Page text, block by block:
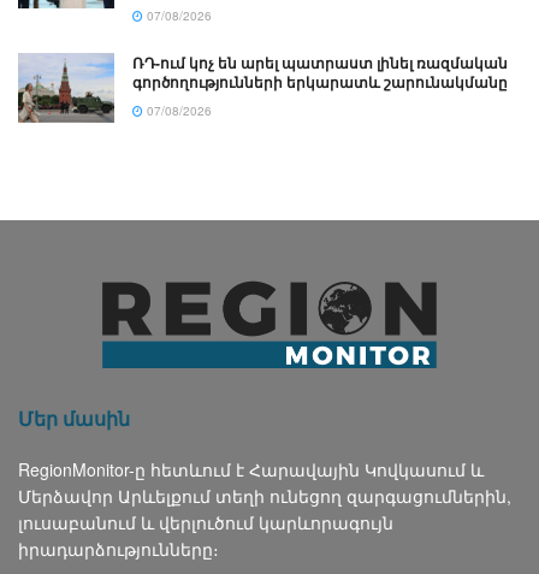
07/08/2026
ՌԴ-ում կոչ են արել պատրաստ լինել ռազմական
գործողությունների երկարատև շարունակմանը
07/08/2026
Մեր մասին
RegionMonitor-ը հետևում է Հարավային Կովկասում և
Մերձավոր Արևելքում տեղի ունեցող զարգացումներին,
լուսաբանում և վերլուծում կարևորագույն
իրադարձությունները։